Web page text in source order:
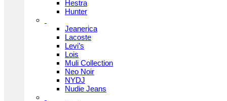
Hestra
Hunter
Jeanerica
Lacoste
Levi’s
Lois
Muli Collection
Neo Noir
NYDJ
Nudie Jeans